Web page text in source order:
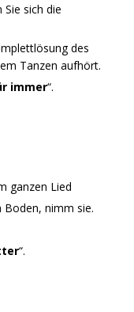
Sie sich die
des
Tanzen aufhört.
immer“.
ganzen Lied
Boden, nimm sie.
“.